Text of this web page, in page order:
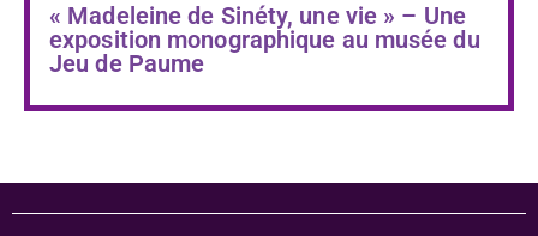
« Madeleine de Sinéty, une vie » – Une
exposition monographique au musée du
Jeu de Paume